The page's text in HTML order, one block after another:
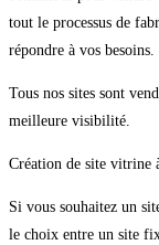
tout le processus de
répondre à vos besoins.
Tous nos sites sont
meilleure visibilité.
Création de site vitrine
Si vous souhaitez un
le choix entre un site